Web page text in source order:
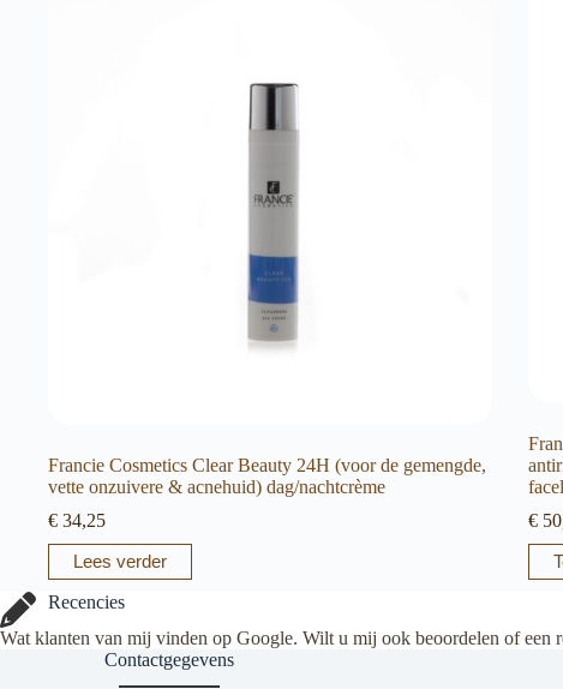
Francie Cosmetics Clear Beauty 24H (voor de gemengde,
vette onzuivere & acnehuid) dag/nachtcrème
€ 34,25
Lees verder
€
Recencies
Wat klanten van mij vinden op Google. Wilt u mij ook beoordelen of een
Contactgegevens